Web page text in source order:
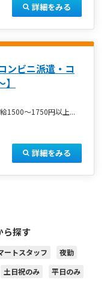
詳細をみる
ンビニ派遣・コ
1500～1750円以上...
詳細をみる
ら探す
ートスタッフ
夜勤
土日祝のみ
平日のみ